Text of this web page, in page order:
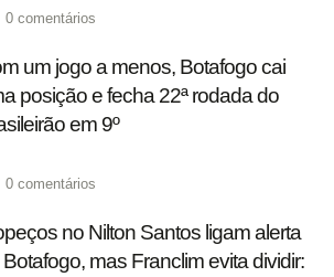
0 comentários
um jogo a menos, Botafogo cai
posição e fecha 22ª rodada do
em 9º
0 comentários
no Nilton Santos ligam alerta
mas Franclim evita dividir: